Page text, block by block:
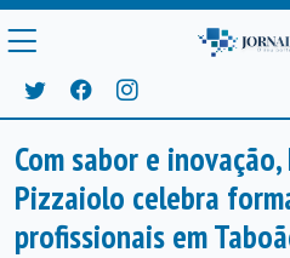
Com sabor e
Pizzaiolo celebra
profissionais em